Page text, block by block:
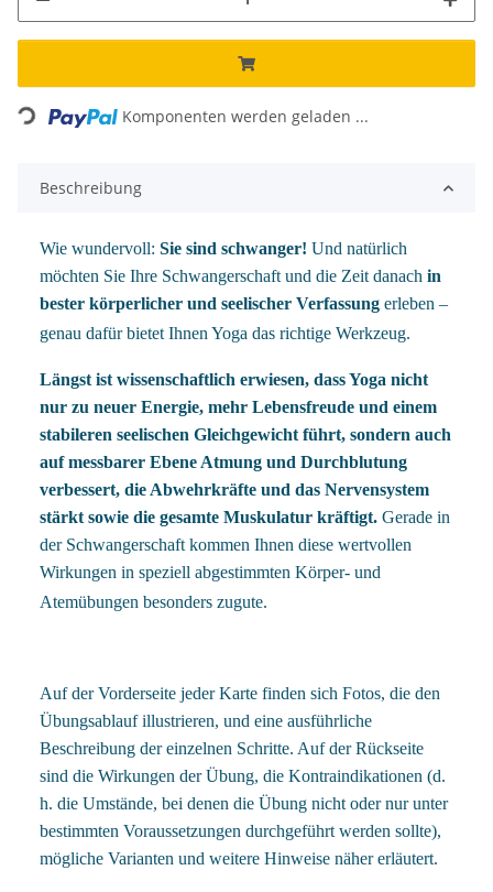
Loading... Komponenten werden geladen ...
Beschreibung
Wie wundervoll: Sie sind schwanger! Und natürlich
möchten Sie Ihre Schwangerschaft und die Zeit danach in
bester körperlicher und seelischer Verfassung erleben –
genau dafür bietet Ihnen Yoga das richtige Werkzeug.
Längst ist wissenschaftlich erwiesen, dass Yoga nicht
nur zu neuer Energie, mehr Lebensfreude und einem
stabileren seelischen Gleichgewicht führt, sondern auch
auf messbarer Ebene Atmung und Durchblutung
verbessert, die Abwehrkräfte und das Nervensystem
stärkt sowie die gesamte Muskulatur kräftigt. Gerade in
der Schwangerschaft kommen Ihnen diese wertvollen
Wirkungen in speziell abgestimmten Körper- und
Atemübungen besonders zugute.
Auf der Vorderseite jeder Karte finden sich Fotos, die den
Übungsablauf illustrieren, und eine ausführliche
Beschreibung der einzelnen Schritte. Auf der Rückseite
sind die Wirkungen der Übung, die Kontraindikationen (d.
h. die Umstände, bei denen die Übung nicht oder nur unter
bestimmten Voraussetzungen durchgeführt werden sollte),
mögliche Varianten und weitere Hinweise näher erläutert.